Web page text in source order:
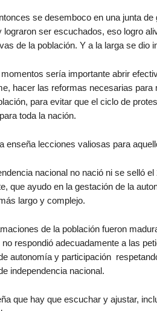
se desemboco en una junta
lograron ser escuchados, eso logro
de la población. Y a la larga se dio
sería importante abrir
hacer las reformas necesarias
para evitar que el ciclo de
toda la nación.
enseña lecciones valiosas para
nacional no nació ni se selló
que ayudo en la gestación de la
largo y complejo.
de la población fueron
respondió adecuadamente a las
autonomía y participación
independencia nacional.
que hay que escuchar y ajustar,